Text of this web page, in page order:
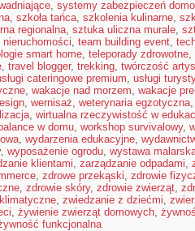
, systemy zabezpieczeń
, szkoła tańca, szkolenia kulinarne,
regionalna, sztuka uliczna murale,
nieruchomości, team building event,
smart home, teleporady zdrowotne,
, travel blogger, trekking, twórczość
cateringowe premium, usługi
, wakacje nad morzem, wakacje
, wernisaż, weterynaria egzotyczna
, wirtualna rzeczywistość w
w domu, workshop survivalowy,
, wydarzenia edukacyjne,
, wyposażenie ogrodu, wystawa
klientami, zarządzanie odpadami,
, zdrowe przekąski, zdrowie
, zdrowie skóry, zdrowie zwierząt,
, zwiedzanie z dziećmi,
, żywienie zwierząt domowych,
funkcjonalna